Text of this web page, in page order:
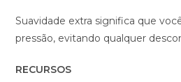
Suavidade extra significa que
pressão, evitando qualquer
RECURSOS